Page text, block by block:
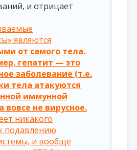
и отрицает
являются
от самого тела.
гепатит — это
заболевание (т.е.
тела атакуются
иммунной
вовсе не вирусное.
никакого
подавлению
и вообще